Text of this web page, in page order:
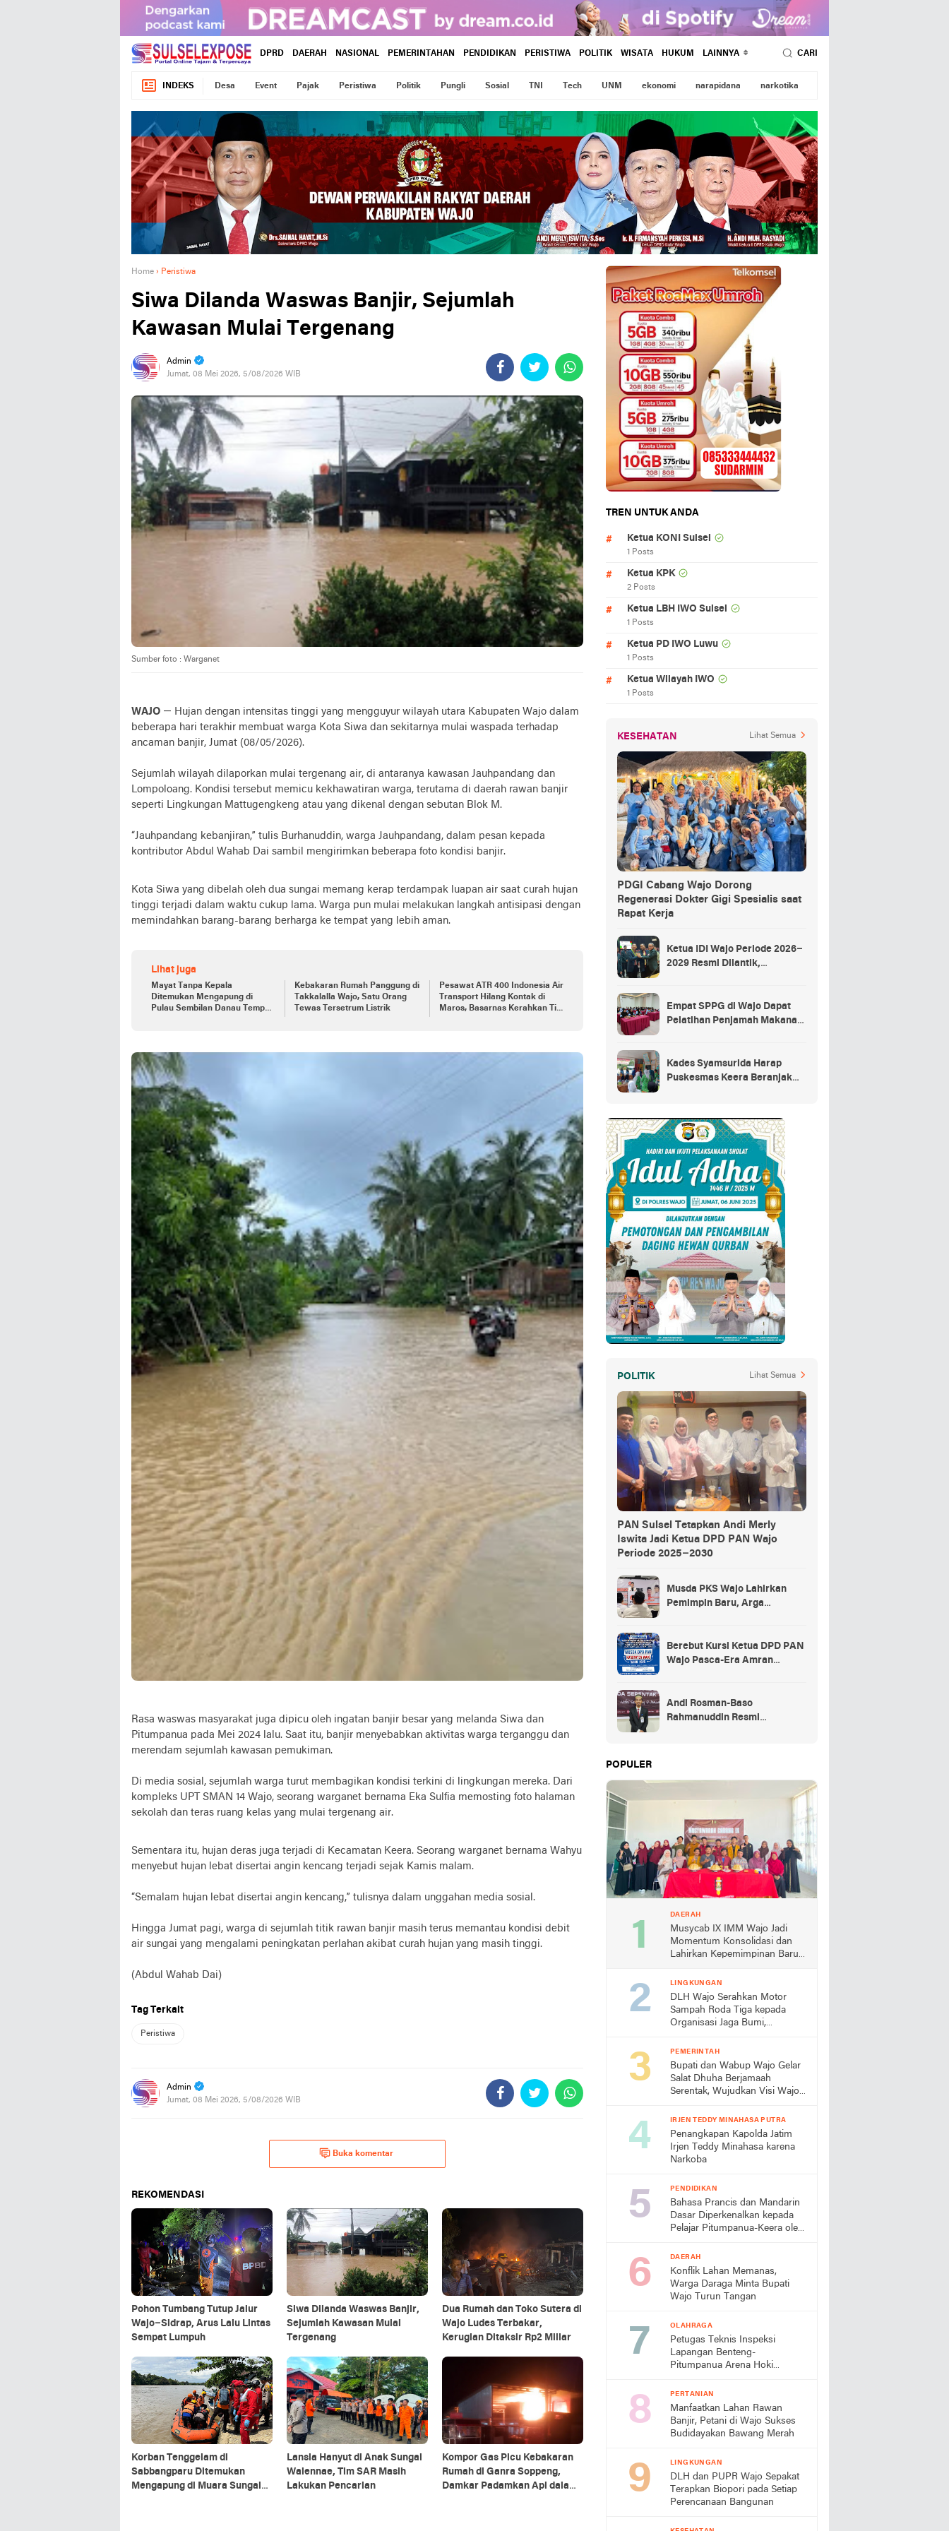
DPRD DAERAH NASIONAL PEMERINTAHAN PENDIDIKAN PERISTIWA POLITIK WISATA HUKUM LAINNYA CARI
INDEKS Desa Event Pajak Peristiwa Politik Pungli Sosial TNI Tech UNM ekonomi narapidana narkotika
Home › Peristiwa
Siwa Dilanda Waswas Banjir, Sejumlah
Kawasan Mulai Tergenang
Admin
Jumat, 08 Mei 2026, 5/08/2026 WIB
Sumber foto : Warganet
WAJO — Hujan dengan intensitas tinggi yang mengguyur wilayah utara Kabupaten Wajo dalam
beberapa hari terakhir membuat warga Kota Siwa dan sekitarnya mulai waspada terhadap
ancaman banjir, Jumat (08/05/2026).
Sejumlah wilayah dilaporkan mulai tergenang air, di antaranya kawasan Jauhpandang dan
Lompoloang. Kondisi tersebut memicu kekhawatiran warga, terutama di daerah rawan banjir
seperti Lingkungan Mattugengkeng atau yang dikenal dengan sebutan Blok M.
“Jauhpandang kebanjiran,” tulis Burhanuddin, warga Jauhpandang, dalam pesan kepada
kontributor Abdul Wahab Dai sambil mengirimkan beberapa foto kondisi banjir.
Kota Siwa yang dibelah oleh dua sungai memang kerap terdampak luapan air saat curah hujan
tinggi terjadi dalam waktu cukup lama. Warga pun mulai melakukan langkah antisipasi dengan
memindahkan barang-barang berharga ke tempat yang lebih aman.
Lihat juga
Mayat Tanpa Kepala
Ditemukan Mengapung di
Pulau Sembilan Danau Tempe,
Kebakaran Rumah Panggung di
Takkalalla Wajo, Satu Orang
Tewas Tersetrum Listrik
Pesawat ATR 400 Indonesia Air
Transport Hilang Kontak di
Maros, Basarnas Kerahkan Tim
Rasa waswas masyarakat juga dipicu oleh ingatan banjir besar yang melanda Siwa dan
Pitumpanua pada Mei 2024 lalu. Saat itu, banjir menyebabkan aktivitas warga terganggu dan
merendam sejumlah kawasan pemukiman.
Di media sosial, sejumlah warga turut membagikan kondisi terkini di lingkungan mereka. Dari
kompleks UPT SMAN 14 Wajo, seorang warganet bernama Eka Sulfia memosting foto halaman
sekolah dan teras ruang kelas yang mulai tergenang air.
Sementara itu, hujan deras juga terjadi di Kecamatan Keera. Seorang warganet bernama Wahyu
menyebut hujan lebat disertai angin kencang terjadi sejak Kamis malam.
“Semalam hujan lebat disertai angin kencang,” tulisnya dalam unggahan media sosial.
Hingga Jumat pagi, warga di sejumlah titik rawan banjir masih terus memantau kondisi debit
air sungai yang mengalami peningkatan perlahan akibat curah hujan yang masih tinggi.
(Abdul Wahab Dai)
Tag Terkait
Peristiwa
Admin
Jumat, 08 Mei 2026, 5/08/2026 WIB
Buka komentar
REKOMENDASI
Pohon Tumbang Tutup Jalur
Wajo–Sidrap, Arus Lalu Lintas
Sempat Lumpuh
Siwa Dilanda Waswas Banjir,
Sejumlah Kawasan Mulai
Tergenang
Dua Rumah dan Toko Sutera di
Wajo Ludes Terbakar,
Kerugian Ditaksir Rp2 Miliar
Korban Tenggelam di
Sabbangparu Ditemukan
Mengapung di Muara Sungai
Lansia Hanyut di Anak Sungai
Walennae, Tim SAR Masih
Lakukan Pencarian
Kompor Gas Picu Kebakaran
Rumah di Ganra Soppeng,
Damkar Padamkan Api dalam
TREN UNTUK ANDA
Ketua KONI Sulsel
1 Posts
Ketua KPK
2 Posts
Ketua LBH IWO Sulsel
1 Posts
Ketua PD IWO Luwu
1 Posts
Ketua Wilayah IWO
1 Posts
KESEHATAN Lihat Semua
PDGI Cabang Wajo Dorong
Regenerasi Dokter Gigi Spesialis saat
Rapat Kerja
Ketua IDI Wajo Periode 2026–
2029 Resmi Dilantik,
Kesehatan
Empat SPPG di Wajo Dapat
Pelatihan Penjamah Makanan,
Kades Syamsurida Harap
Puskesmas Keera Beranjak
POLITIK Lihat Semua
PAN Sulsel Tetapkan Andi Merly
Iswita Jadi Ketua DPD PAN Wajo
Periode 2025–2030
Musda PKS Wajo Lahirkan
Pemimpin Baru, Arga
Berebut Kursi Ketua DPD PAN
Wajo Pasca-Era Amran
Andi Rosman-Baso
Rahmanuddin Resmi
POPULER
DAERAH
Musycab IX IMM Wajo Jadi
Momentum Konsolidasi dan
Lahirkan Kepemimpinan Baru
LINGKUNGAN
DLH Wajo Serahkan Motor
Sampah Roda Tiga kepada
Organisasi Jaga Bumi,
Gerakan PISOTA'
PEMERINTAH
Bupati dan Wabup Wajo Gelar
Salat Dhuha Berjamaah
Serentak, Wujudkan Visi Wajo
IRJEN TEDDY MINAHASA PUTRA
Penangkapan Kapolda Jatim
Irjen Teddy Minahasa karena
Narkoba
PENDIDIKAN
Bahasa Prancis dan Mandarin
Dasar Diperkenalkan kepada
Pelajar Pitumpanua-Keera oleh
Wajo
DAERAH
Konflik Lahan Memanas,
Warga Daraga Minta Bupati
Wajo Turun Tangan
OLAHRAGA
Petugas Teknis Inspeksi
Lapangan Benteng-
Pitumpanua Arena Hoki
PERTANIAN
Manfaatkan Lahan Rawan
Banjir, Petani di Wajo Sukses
Budidayakan Bawang Merah
LINGKUNGAN
DLH dan PUPR Wajo Sepakat
Terapkan Biopori pada Setiap
Perencanaan Bangunan